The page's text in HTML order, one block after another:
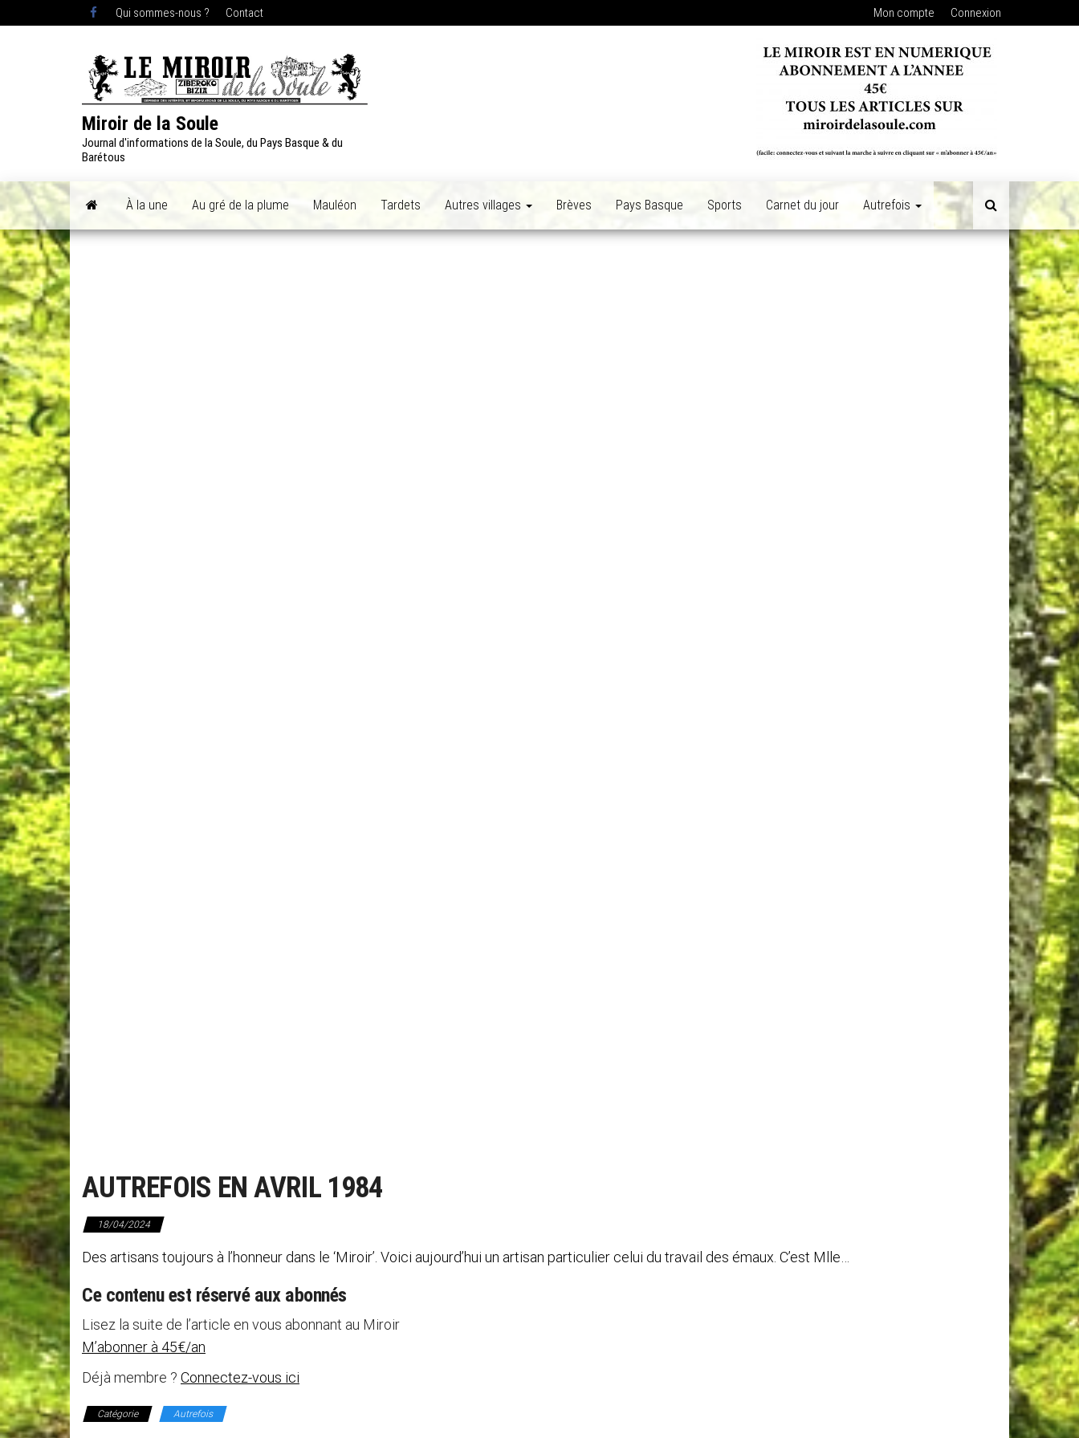
Qui sommes-nous ? Contact Mon compte Connexion
Miroir de la Soule
Journal d'informations de la Soule, du Pays Basque & du
Barétous
À la une Au gré de la plume Mauléon Tardets Autres villages Brèves Pays Basque Sports Carnet du jour Autrefois
AUTREFOIS EN AVRIL 1984
18/04/2024
Des artisans toujours à l’honneur dans le ‘Miroir’. Voici aujourd’hui un artisan particulier celui du travail des émaux. C’est Mlle…
Ce contenu est réservé aux abonnés
Lisez la suite de l’article en vous abonnant au Miroir
M’abonner à 45€/an
Déjà membre ? Connectez-vous ici
Catégorie Autrefois